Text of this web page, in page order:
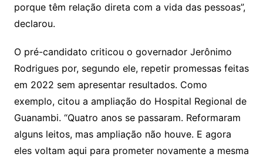
porque têm relação direta com a vida das pessoas”,
declarou.
O pré-candidato criticou o governador Jerônimo
Rodrigues por, segundo ele, repetir promessas feitas
em 2022 sem apresentar resultados. Como
exemplo, citou a ampliação do Hospital Regional de
Guanambi. “Quatro anos se passaram. Reformaram
alguns leitos, mas ampliação não houve. E agora
eles voltam aqui para prometer novamente a mesma